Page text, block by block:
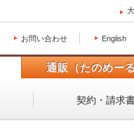
お問い合わせ English
通販（たのめーる
契約・請求